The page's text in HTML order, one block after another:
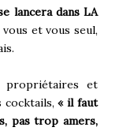
lancera dans LA
et vous seul,
propriétaires et
cocktails,« il faut
pas trop amers,